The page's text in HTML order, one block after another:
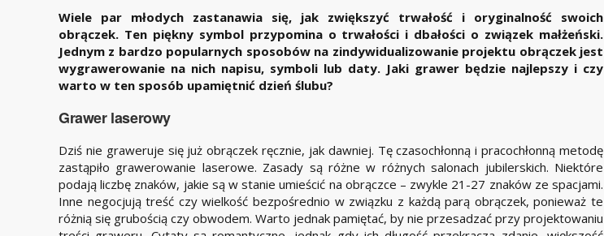
Wiele par młodych zastanawia się, jak zwiększyć trwałość i oryginalność swoich
obrączek. Ten piękny symbol przypomina o trwałości i dbałości o związek małżeński.
Jednym z bardzo popularnych sposobów na zindywidualizowanie projektu obrączek jest
wygrawerowanie na nich napisu, symboli lub daty. Jaki grawer będzie najlepszy i czy
warto w ten sposób upamiętnić dzień ślubu?
Grawer laserowy
Dziś nie graweruje się już obrączek ręcznie, jak dawniej. Tę czasochłonną i pracochłonną metodę
zastąpiło grawerowanie laserowe. Zasady są różne w różnych salonach jubilerskich. Niektóre
podają liczbę znaków, jakie są w stanie umieścić na obrączce – zwykle 21-27 znaków ze spacjami.
Inne negocjują treść czy wielkość bezpośrednio w związku z każdą parą obrączek, ponieważ te
różnią się grubością czy obwodem. Warto jednak pamiętać, by nie przesadzać przy projektowaniu